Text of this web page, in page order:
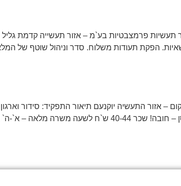
תעשיות פרמצבטיות בע`מ – אזור תעשייה קדמת
הפקת תעודות משלוח. סדר וניהול שוטף של המלאי
– אזור התעשיה יוקנעם תיאור התפקיד: סידור